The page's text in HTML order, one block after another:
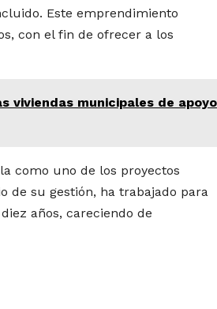
Este emprendimiento
con el fin de ofrecer a los
viviendas municipales de apoyo
como uno de los proyectos
de su gestión, ha trabajado para
años, careciendo de